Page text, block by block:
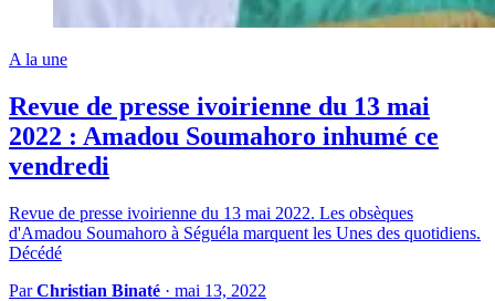
A la une
Revue de presse ivoirienne du 13 mai
2022 : Amadou Soumahoro inhumé ce
vendredi
Revue de presse ivoirienne du 13 mai 2022. Les obsèques
d'Amadou Soumahoro à Séguéla marquent les Unes des quotidiens.
Décédé
ParChristian Binaté · mai 13, 2022